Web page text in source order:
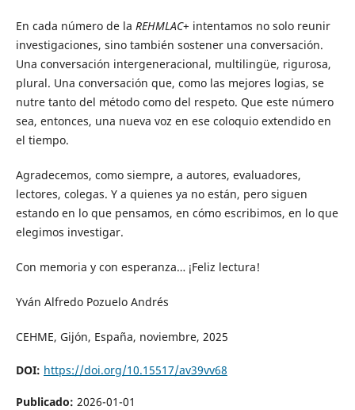
En cada número de la REHMLAC+ intentamos no solo reunir
investigaciones, sino también sostener una conversación.
Una conversación intergeneracional, multilingüe, rigurosa,
plural. Una conversación que, como las mejores logias, se
nutre tanto del método como del respeto. Que este número
sea, entonces, una nueva voz en ese coloquio extendido en
el tiempo.
Agradecemos, como siempre, a autores, evaluadores,
lectores, colegas. Y a quienes ya no están, pero siguen
estando en lo que pensamos, en cómo escribimos, en lo que
elegimos investigar.
Con memoria y con esperanza… ¡Feliz lectura!
Yván Alfredo Pozuelo Andrés
CEHME, Gijón, España, noviembre, 2025
DOI: https://doi.org/10.15517/av39vv68
Publicado: 2026-01-01